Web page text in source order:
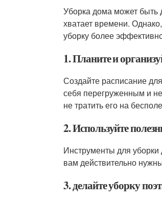
Уборка дома может быть
хватает времени.
уборку более
1. Планите и
Создайте расписание
себя перегруженным и
не тратить его на
2. Используйте
Инструменты для уборки
вам действительно
3. делайте уборку